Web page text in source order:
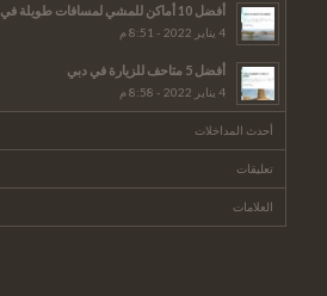
أفضل 10 أماكن للمشي لمسافات طويلة في دبي
4 يناير 2022 - 8:51 م
أفضل 5 متاحف للزيارة في دبي
4 يناير 2022 - 8:58 م
أحدث المداخلات
تعليقات
العلامات